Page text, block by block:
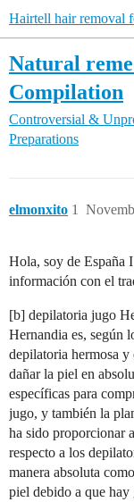
Hairtell hair removal
Natural
Compilation
Controversial &
Preparations
elmonxito 1
Hola, soy de España
información con el
[b] depilatoria jugo
Hernandia es, según
depilatoria hermosa
dañar la piel en
específicas para
jugo, y también la
ha sido proporcionar
respecto a los
manera absoluta
piel debido a que hay